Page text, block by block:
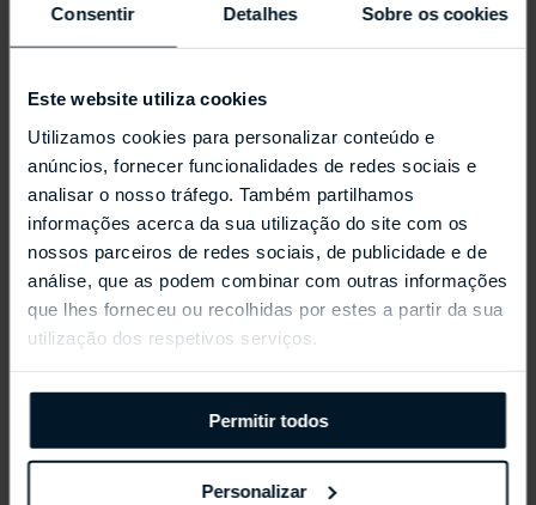
Consentir Detalhes Sobre os cookies
Este website utiliza cookies
Utilizamos cookies para personalizar conteúdo e
anúncios, fornecer funcionalidades de redes sociais e
analisar o nosso tráfego. Também partilhamos
informações acerca da sua utilização do site com os
nossos parceiros de redes sociais, de publicidade e de
análise, que as podem combinar com outras informações
que lhes forneceu ou recolhidas por estes a partir da sua
utilização dos respetivos serviços.
Permitir todos
Personalizar
REPOSSI ANTIFER